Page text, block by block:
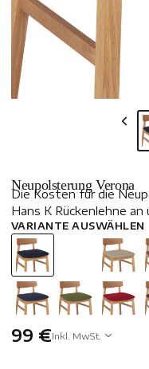
Neupolsterung Verona
Die Kosten für die
Hans K Rückenlehne an
VARIANTE AUSWÄHLEN
99 €Inkl. MwSt.